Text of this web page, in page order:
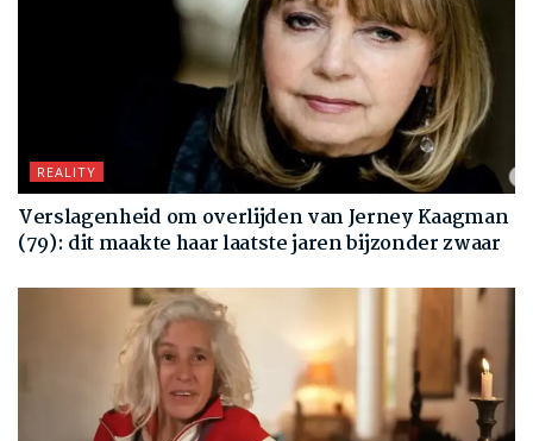
REALITY
Verslagenheid om overlijden van Jerney Kaagman
(79): dit maakte haar laatste jaren bijzonder zwaar